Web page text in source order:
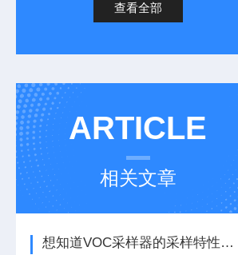
查看全部
ARTICLE
相关文章
想知道VOC采样器的采样特性那不妨看看这些